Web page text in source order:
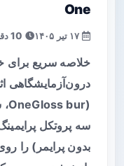
One
خلاصه سریع برای
درون‌آزمایشگاهی
بدون پرایمر) را